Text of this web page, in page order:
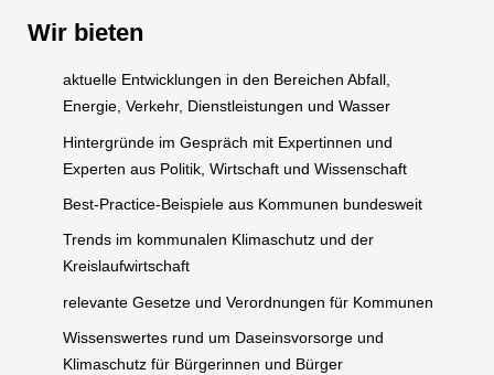
Wir bieten
aktuelle Entwicklungen in den Bereichen Abfall,
Energie, Verkehr, Dienstleistungen und Wasser
Hintergründe im Gespräch mit Expertinnen und
Experten aus Politik, Wirtschaft und Wissenschaft
Best-Practice-Beispiele aus Kommunen bundesweit
Trends im kommunalen Klimaschutz und der
Kreislaufwirtschaft
relevante Gesetze und Verordnungen für Kommunen
Wissenswertes rund um Daseinsvorsorge und
Klimaschutz für Bürgerinnen und Bürger